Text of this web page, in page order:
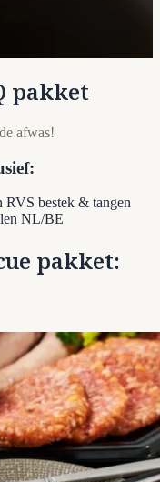
pakket
afwas!
RVS bestek & tangen
NL/BE
pakket: